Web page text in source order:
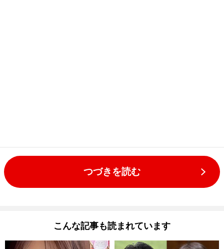
つづきを読む
こんな記事も読まれています